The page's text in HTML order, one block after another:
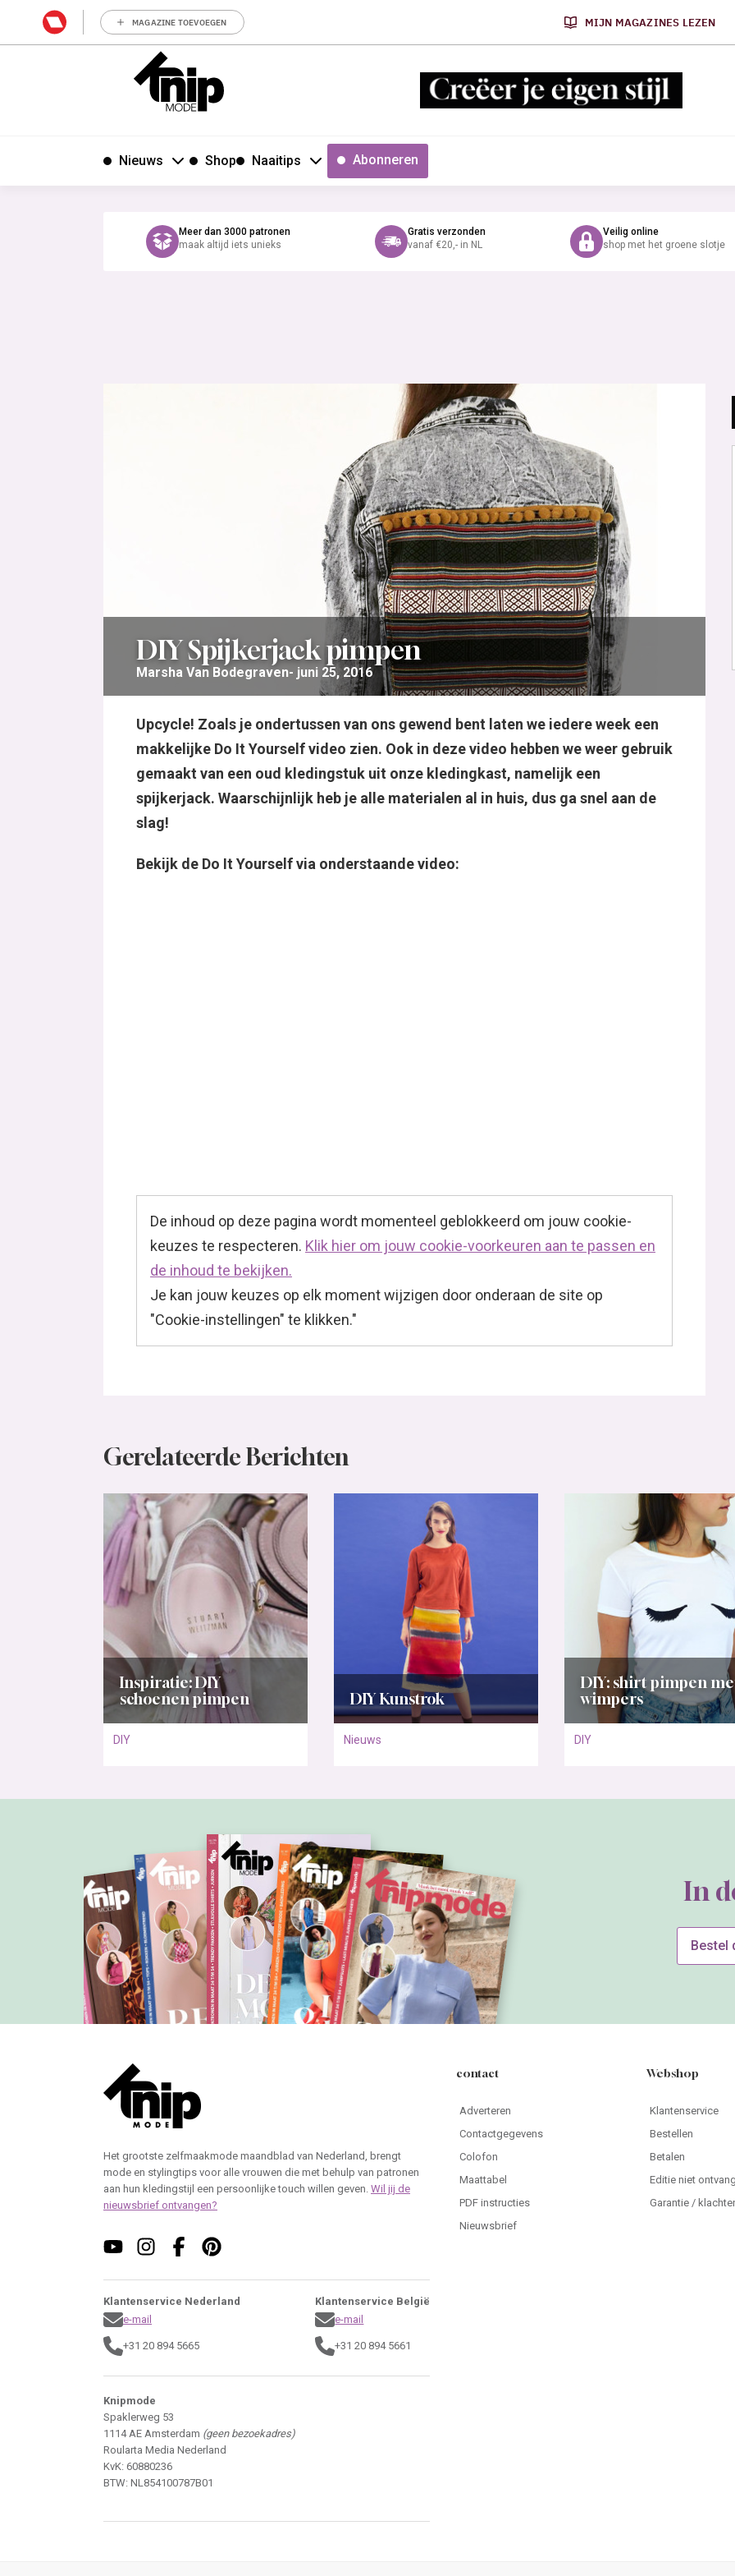
MAGAZINE TOEVOEGEN MIJN MAGAZINES LEZEN
Nieuws Shop Naaitips Abonneren
Meer dan 3000 patronen
maak altijd iets unieks
Gratis verzonden
vanaf €20,- in NL
Veilig online
shop met het groene slotje
DIY Spijkerjack pimpen
Marsha Van Bodegraven juni 25, 2016
Upcycle! Zoals je ondertussen van ons gewend bent laten we iedere week een
makkelijke Do It Yourself video zien. Ook in deze video hebben we weer gebruik
gemaakt van een oud kledingstuk uit onze kledingkast, namelijk een
spijkerjack. Waarschijnlijk heb je alle materialen al in huis, dus ga snel aan de
slag!
Bekijk de Do It Yourself via onderstaande video:
De inhoud op deze pagina wordt momenteel geblokkeerd om jouw cookie-
keuzes te respecteren. Klik hier om jouw cookie-voorkeuren aan te passen en
de inhoud te bekijken.
Je kan jouw keuzes op elk moment wijzigen door onderaan de site op
"Cookie-instellingen" te klikken."
Gerelateerde Berichten
Inspiratie: DIY
schoenen pimpen
DIY
DIY Kunstrok
Nieuws
DIY: shirt pimpen
wimpers
DIY
In
Bestel
Het grootste zelfmaakmode maandblad van Nederland, brengt
mode en stylingtips voor alle vrouwen die met behulp van patronen
aan hun kledingstijl een persoonlijke touch willen geven. Wil jij de
nieuwsbrief ontvangen?
Klantenservice Nederland
e-mail
+31 20 894 5665
Klantenservice België
e-mail
+31 20 894 5661
Knipmode
Spaklerweg 53
1114 AE Amsterdam (geen bezoekadres)
Roularta Media Nederland
KvK: 60880236
BTW: NL854100787B01
contact
Adverteren
Contactgegevens
Colofon
Maattabel
PDF instructies
Nieuwsbrief
Webshop
Klantenservice
Bestellen
Betalen
Editie niet
Garantie /